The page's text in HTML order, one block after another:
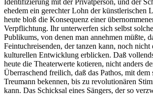
ehedem ein gerechter Lohn der künstlerischen
heute bloß die Konsequenz einer
Verpflichtung. Ihr unterwerfen sich selbst
Publikums, von denen man annehmen müßte,
Feintuchreisenden, der tanzen kann, noch
kulturellen Entwicklung erblicken. Daß
heute die Theaterwerte kotieren, nicht anders
Überraschend freilich, daß das Pathos, mit dem
Treumann bekennen, bis zu revolutionären
kann. Das Schicksal eines Sängers, der so